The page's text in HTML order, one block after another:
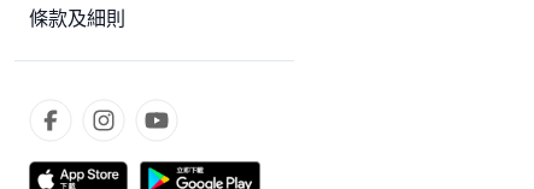
條款及細則